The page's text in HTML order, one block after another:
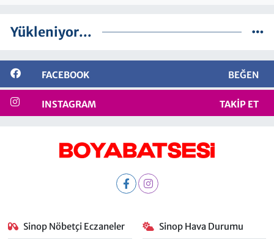
Yükleniyor...
FACEBOOK BEĞEN
INSTAGRAM TAKIP ET
Sinop Nöbetçi Eczaneler Sinop Hava Durumu